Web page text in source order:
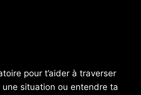
pour t’aider à traverser
situation ou entendre ta